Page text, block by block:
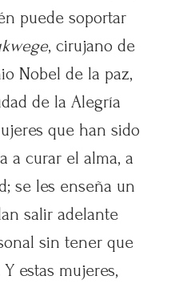
puede soportar
, cirujano de
Nobel de la paz,
de la Alegría
que han sido
a curar el alma, a
se les enseña un
salir adelante
sin tener que
estas mujeres,